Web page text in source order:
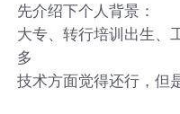
先介绍下个人背景：
大专、转行培训出生、
多
技术方面觉得还行，但